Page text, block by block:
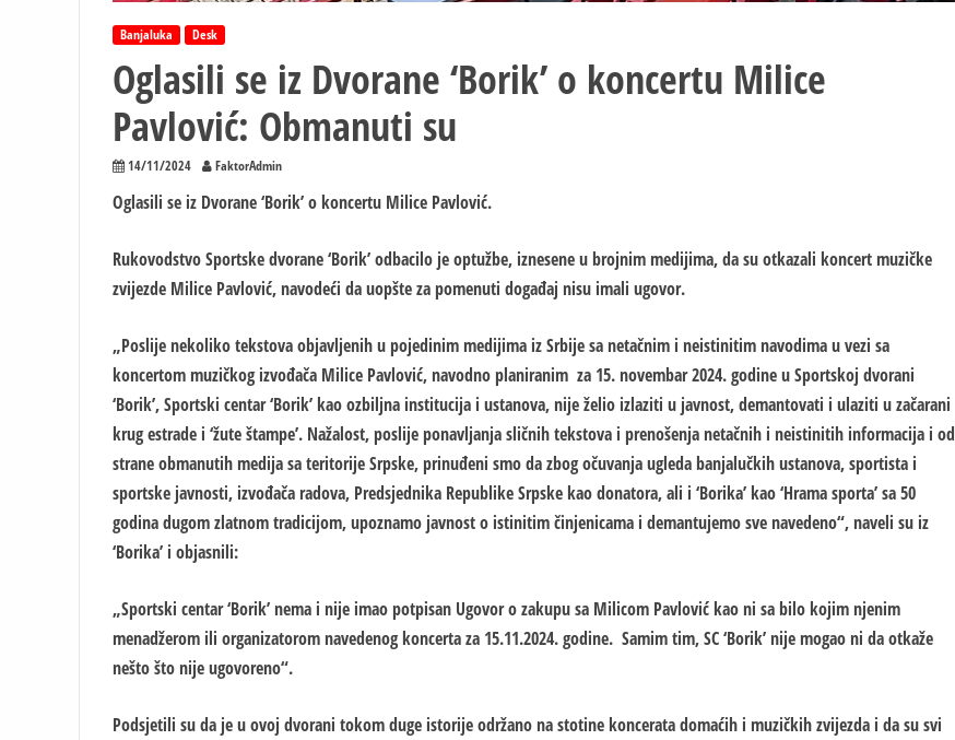
Banjaluka Desk
Oglasili se iz Dvorane ‘Borik’ o koncertu Milice
Pavlović: Obmanuti su
14/11/2024 FaktorAdmin
Oglasili se iz Dvorane ‘Borik’ o koncertu Milice Pavlović.
Rukovodstvo Sportske dvorane ‘Borik’ odbacilo je optužbe, iznesene u brojnim medijima, da su otkazali koncert muzičke
zvijezde Milice Pavlović, navodeći da uopšte za pomenuti događaj nisu imali ugovor.
„Poslije nekoliko tekstova objavljenih u pojedinim medijima iz Srbije sa netačnim i neistinitim navodima u vezi sa
koncertom muzičkog izvođača Milice Pavlović, navodno planiranim za 15. novembar 2024. godine u Sportskoj dvorani
‘Borik’, Sportski centar ‘Borik’ kao ozbiljna institucija i ustanova, nije želio izlaziti u javnost, demantovati i ulaziti u začarani
krug estrade i ‘žute štampe’. Nažalost, poslije ponavljanja sličnih tekstova i prenošenja netačnih i neistinitih informacija i od
strane obmanutih medija sa teritorije Srpske, prinuđeni smo da zbog očuvanja ugleda banjalučkih ustanova, sportista i
sportske javnosti, izvođača radova, Predsjednika Republike Srpske kao donatora, ali i ‘Borika’ kao ‘Hrama sporta’ sa 50
godina dugom zlatnom tradicijom, upoznamo javnost o istinitim činjenicama i demantujemo sve navedeno“, naveli su iz
‘Borika’ i objasnili:
„Sportski centar ‘Borik’ nema i nije imao potpisan Ugovor o zakupu sa Milicom Pavlović kao ni sa bilo kojim njenim
menadžerom ili organizatorom navedenog koncerta za 15.11.2024. godine. Samim tim, SC ‘Borik’ nije mogao ni da otkaže
nešto što nije ugovoreno“.
Podsjetili su da je u ovoj dvorani tokom duge istorije održano na stotine koncerata domaćih i muzičkih zvijezda i da su svi